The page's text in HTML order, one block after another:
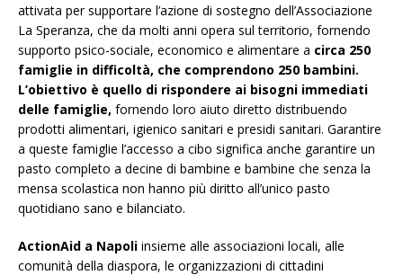
attivata per supportare l’azione di sostegno dell’Associazione
La Speranza, che da molti anni opera sul territorio, fornendo
supporto psico-sociale, economico e alimentare a circa 250
famiglie in difficoltà, che comprendono 250 bambini.
L’obiettivo è quello di rispondere ai bisogni immediati
delle famiglie, fornendo loro aiuto diretto distribuendo
prodotti alimentari, igienico sanitari e presidi sanitari. Garantire
a queste famiglie l’accesso a cibo significa anche garantire un
pasto completo a decine di bambine e bambine che senza la
mensa scolastica non hanno più diritto all’unico pasto
quotidiano sano e bilanciato.
ActionAid a Napoli insieme alle associazioni locali, alle
comunità della diaspora, le organizzazioni di cittadini